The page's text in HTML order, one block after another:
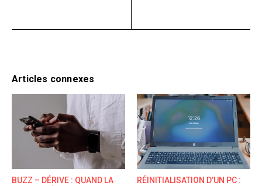
Articles connexes
BUZZ – DÉRIVE : QUAND LA RÉINITIALISATION D’UN PC :